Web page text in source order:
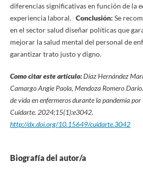
diferencias significativas en función de la
experiencia laboral. Conclusión: Se
en el sector salud diseñar políticas que
mejorar la salud mental del personal de
garantizar trato justo y digno.
Como citar este artículo:Díaz Hernández
Camargo Angie Paola, Mendoza Romero
de vida en enfermeros durante la pandemia
Cuidarte. 2024;15(1):e3042.
http://dx.doi.org/10.15649/cuidarte.3042
Biografía del autor/a